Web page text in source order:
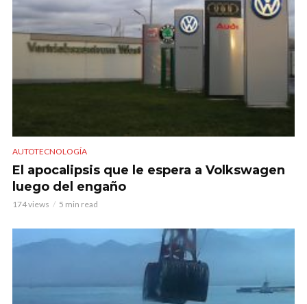
AUTOTECNOLOGÍA
El apocalipsis que le espera a Volkswagen
luego del engaño
174 views 5 min read